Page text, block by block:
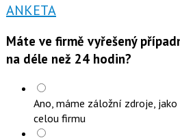
ANKETA
Máte ve firmě vyřešený
na déle než 24 hodin?
Ano, máme záložní zdroje,
celou firmu